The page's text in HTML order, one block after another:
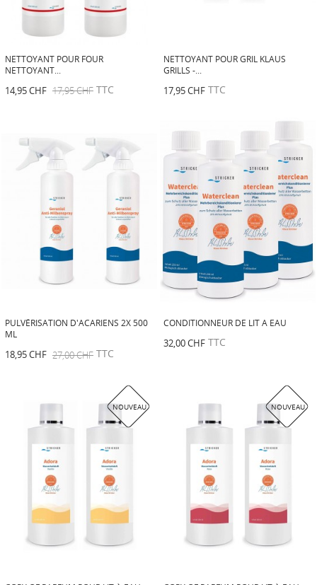
NETTOYANT POUR FOUR
NETTOYANT...
14,95 CHF 17,95 CHF TTC
NETTOYANT POUR GRIL KLAUS
GRILLS -...
17,95 CHF TTC
PULVÉRISATION D'ACARIENS 2X 500
ML
18,95 CHF 27,00 CHF TTC
CONDITIONNEUR DE LIT A EAU
32,00 CHF TTC
NOUVEAU NOUVEAU